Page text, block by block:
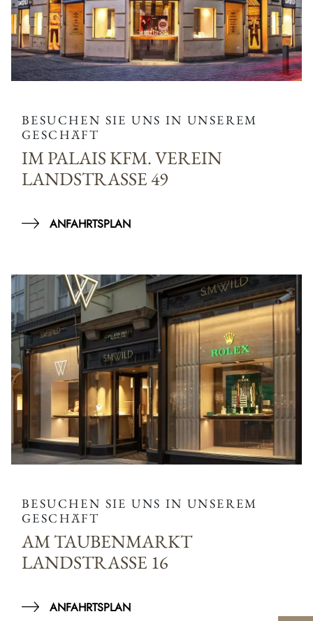
BESUCHEN SIE UNS IN UNSEREM
GESCHÄFT
IM PALAIS KFM. VEREIN
LANDSTRASSE 49
ANFAHRTSPLAN
BESUCHEN SIE UNS IN UNSEREM
GESCHÄFT
AM TAUBENMARKT
LANDSTRASSE 16
ANFAHRTSPLAN